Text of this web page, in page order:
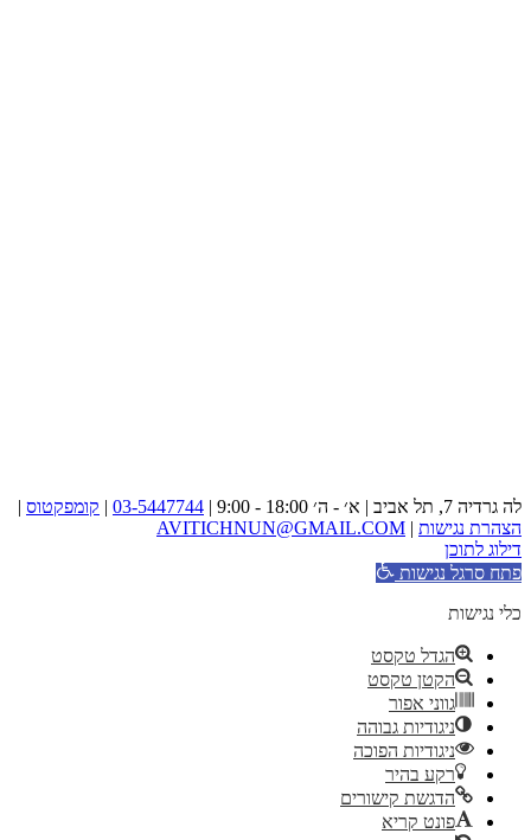
לה גרדיה 7, תל אביב | א׳ - ה׳ 18:00 - 9:00 | 03-5447744
| קומפקטוס |
הצהרת נגישות |
AVITICHNUN@GMAIL.COM
דילוג לתוכן
פתח סרגל נגישות
כלי נגישות
הגדל טקסט
הקטן טקסט
גווני אפור
ניגודיות גבוהה
ניגודיות הפוכה
רקע בהיר
הדגשת קישורים
פונט קריא